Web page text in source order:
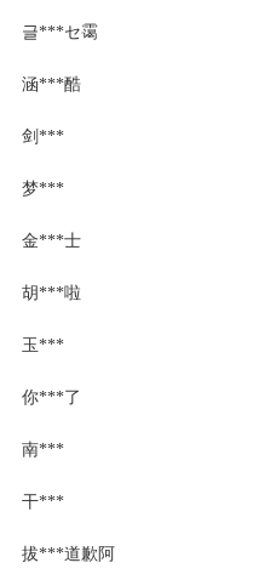
글***セ霭
涵***酷
剑***
梦***
金***士
胡***啦
玉***
你***了
南***
干***
拔***道歉阿